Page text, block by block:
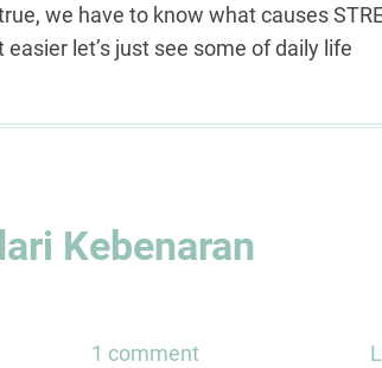
we have to know what causes
let’s just see some of daily life
Kebenaran
1 comment